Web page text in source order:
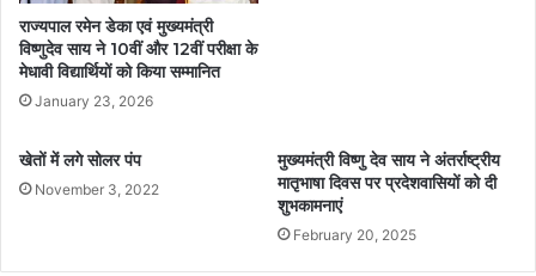
राज्यपाल रमेन डेका एवं मुख्यमंत्री
विष्णुदेव साय ने 10वीं और 12वीं परीक्षा के
मेधावी विद्यार्थियों को किया सम्मानित
January 23, 2026
खेतों में लगे सोलर पंप
November 3, 2022
मुख्यमंत्री विष्णु देव साय ने अंतर्राष्ट्रीय
मातृभाषा दिवस पर प्रदेशवासियों को दी
शुभकामनाएं
February 20, 2025